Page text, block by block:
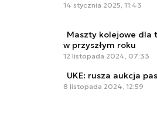
14 stycznia 2025, 11:43
Maszty kolejowe dla
w przyszłym roku
12 listopada 2024, 07:33
UKE: rusza aukcja
8 listopada 2024, 12:59